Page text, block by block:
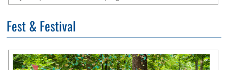
Fest & Festival